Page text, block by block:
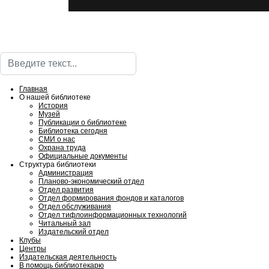
Поиск
Главная
О нашей библиотеке
История
Музей
Публикации о библиотеке
Библиотека сегодня
СМИ о нас
Охрана труда
Официальные документы
Структура библиотеки
Администрация
Планово-экономический отдел
Отдел развития
Отдел формирования фондов и каталогов
Отдел обслуживания
Отдел тифлоинформационных технологий
Читальный зал
Издательский отдел
Клубы
Центры
Издательская деятельность
В помощь библиотекарю